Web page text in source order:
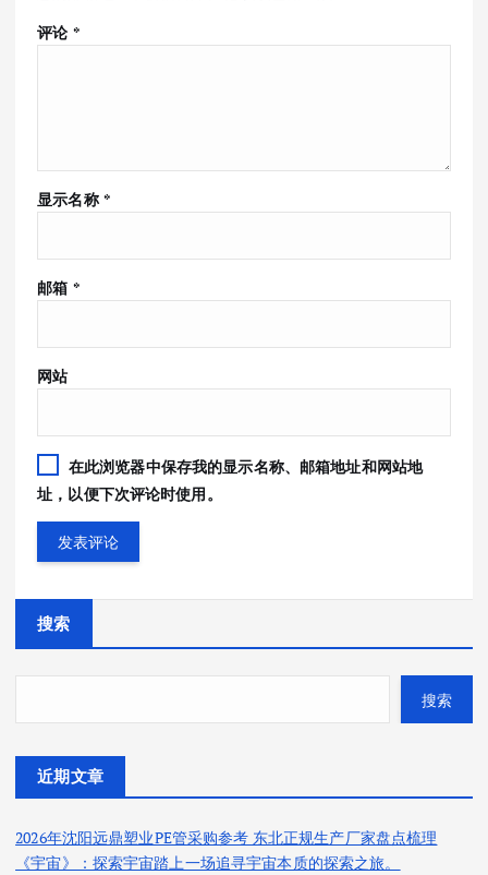
评论 *
显示名称 *
邮箱 *
网站
在此浏览器中保存我的显示名称、邮箱地址和网站地
址，以便下次评论时使用。
搜索
搜索
近期文章
2026年沈阳远鼎塑业PE管采购参考 东北正规生产厂家盘点梳理
《宇宙》：探索宇宙踏上一场追寻宇宙本质的探索之旅。